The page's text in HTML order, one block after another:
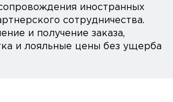
иностранных
сотрудничества.
и получение заказа,
и лояльные цены без ущерба